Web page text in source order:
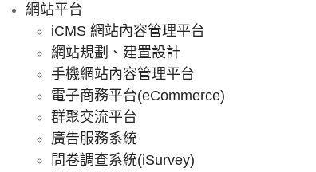
網站平台
iCMS 網站內容管理平台
網站規劃、建置設計
手機網站內容管理平台
電子商務平台(eCommerce)
群聚交流平台
廣告服務系統
問卷調查系統(iSurvey)